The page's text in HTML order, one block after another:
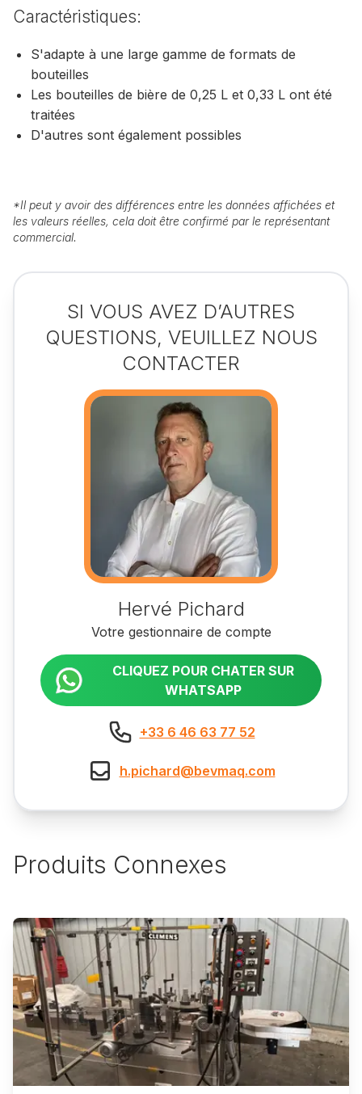
Caractéristiques:
S'adapte à une large gamme de formats de
bouteilles
Les bouteilles de bière de 0,25 L et 0,33 L ont été
traitées
D'autres sont également possibles
*Il peut y avoir des différences entre les données affichées et
les valeurs réelles, cela doit être confirmé par le représentant
commercial.
SI VOUS AVEZ D’AUTRES
QUESTIONS, VEUILLEZ NOUS
CONTACTER
Hervé Pichard
Votre gestionnaire de compte
CLIQUEZ POUR CHATER SUR
WHATSAPP
+33 6 46 63 77 52
h.pichard@bevmaq.com
Produits Connexes